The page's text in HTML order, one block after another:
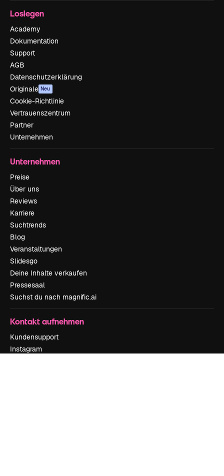
Loslegen
Academy
Dokumentation
Support
AGB
Datenschutzerklärung
Originale Neu
Cookie-Richtlinie
Vertrauenszentrum
Partner
Unternehmen
Unternehmen
Preise
Über uns
Reviews
Karriere
Suchtrends
Blog
Veranstaltungen
Slidesgo
Deine Inhalte verkaufen
Pressesaal
Suchst du nach magnific.ai
Kontakt aufnehmen
Kundensupport
Instagram